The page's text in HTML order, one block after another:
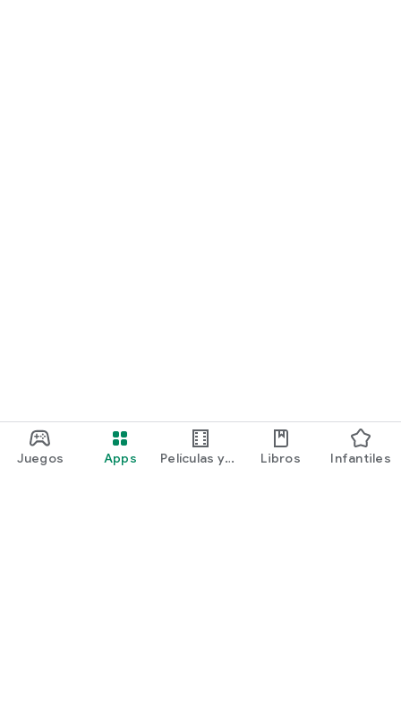
Juegos Apps
Películas y
Libros Infantiles